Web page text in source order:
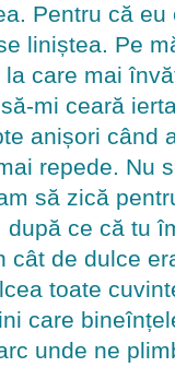
Pentru că
liniștea. Pe
care mai
mi ceară
anișori când
repede. Nu
să zică
ce că tu
cât de dulce
toate
care
unde ne